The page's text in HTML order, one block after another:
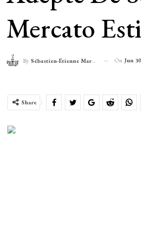
Mercato
By Sébastien-Étienne Marechal On Jun
Share